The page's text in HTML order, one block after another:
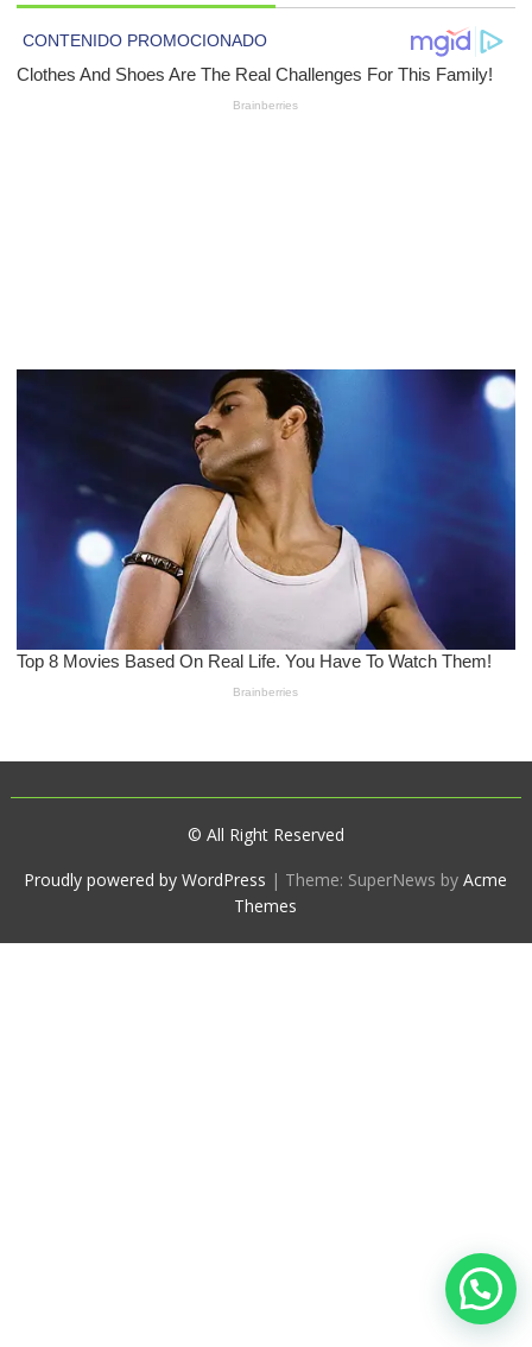
© All Right Reserved
Proudly powered by WordPress | Theme: SuperNews byAcme
Themes